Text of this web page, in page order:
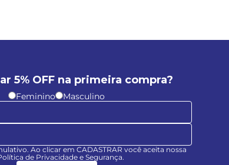
5% OFF na primeira compra?
Feminino Masculino
Ao clicar em CADASTRAR você aceita nossa
de Privacidade e Segurança.